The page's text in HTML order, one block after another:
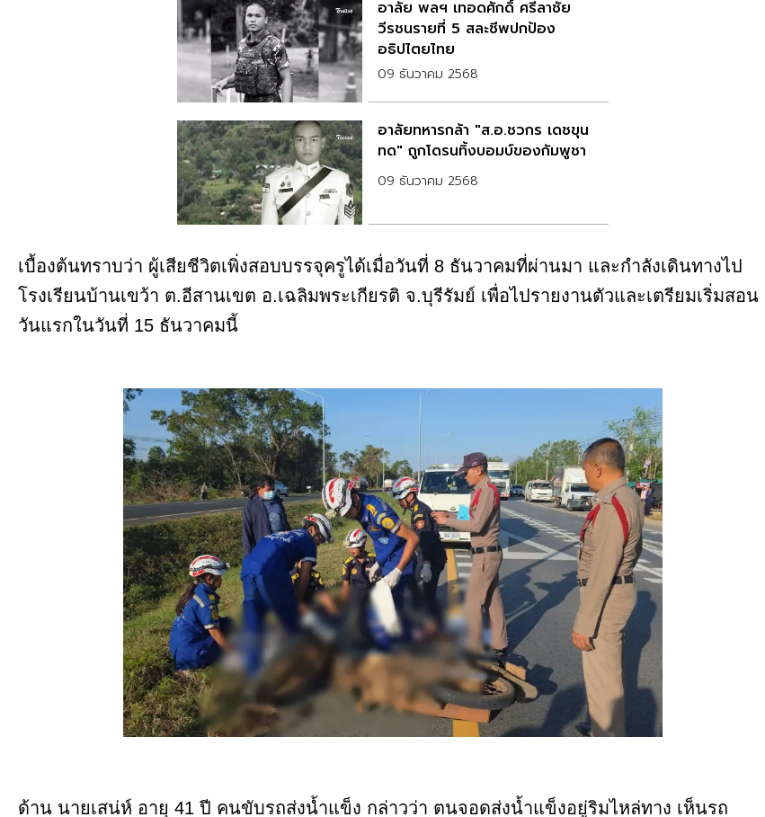
อาลัย พลฯ เทอดศักดิ์ ศรีลาชัย
วีรชนรายที่ 5 สละชีพปกป้อง
อธิปไตยไทย
09 ธันวาคม 2568
อาลัยทหารกล้า "ส.อ.ชวกร เดชขุน
ทด" ถูกโดรนทิ้งบอมบ์ของกัมพูชา
09 ธันวาคม 2568
เบื้องต้นทราบว่า ผู้เสียชีวิตเพิ่งสอบบรรจุครูได้เมื่อวันที่ 8 ธันวาคมที่ผ่านมา และกำลังเดินทางไป
โรงเรียนบ้านเขว้า ต.อีสานเขต อ.เฉลิมพระเกียรติ จ.บุรีรัมย์ เพื่อไปรายงานตัวและเตรียมเริ่มสอน
วันแรกในวันที่ 15 ธันวาคมนี้
ด้าน นายเสน่ห์ อายุ 41 ปี คนขับรถส่งน้ำแข็ง กล่าวว่า ตนจอดส่งน้ำแข็งอยู่ริมไหล่ทาง เห็นรถ